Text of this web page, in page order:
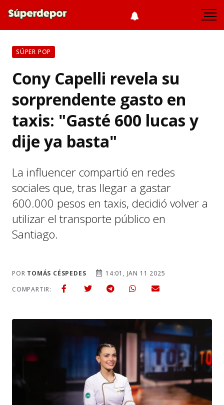
SÚPER POP
Cony Capelli revela su
sorprendente gasto en
taxis: "Gasté 600 lucas y
dije ya basta"
La influencer compartió en redes
sociales que, tras llegar a gastar
600.000 pesos en taxis, decidió volver a
utilizar el transporte público en
Santiago.
POR TOMÁS CÉSPEDES
14:01, JAN 11 2025
COMPARTIR: